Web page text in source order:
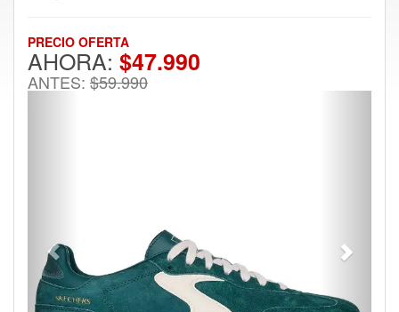
PRECIO OFERTA
AHORA: $47.990
ANTES: $59.990